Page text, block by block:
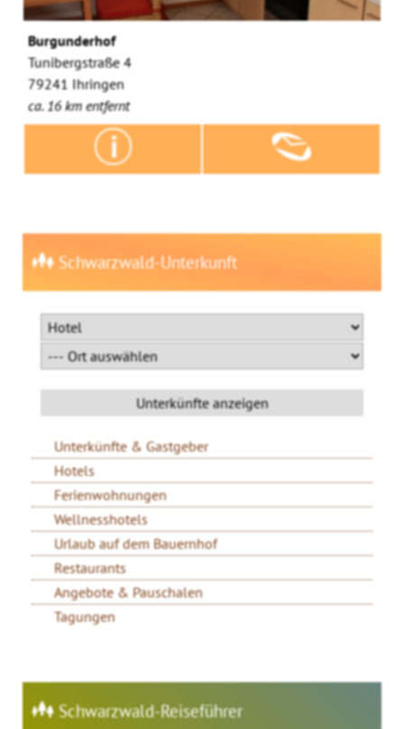
Burgunderhof
Tunibergstraße 4
79241 Ihringen
ca. 16 km entfernt
Schwarzwald-Unterkunft
Unterkünfte & Gastgeber
Hotels
Ferienwohnungen
Wellnesshotels
Urlaub auf dem Bauernhof
Restaurants
Angebote & Pauschalen
Tagungen
Schwarzwald-Reiseführer